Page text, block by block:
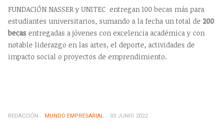
FUNDACIÓN NASSER y UNITEC entregan 100 becas más para
estudiantes universitarios, sumando a la fecha un total de 200
becas entregadas a jóvenes con excelencia académica y con
notable liderazgo en las artes, el deporte, actividades de
impacto social o proyectos de emprendimiento.
REDACCIÓN MUNDO EMPRESARIAL 03 JUNIO 2022